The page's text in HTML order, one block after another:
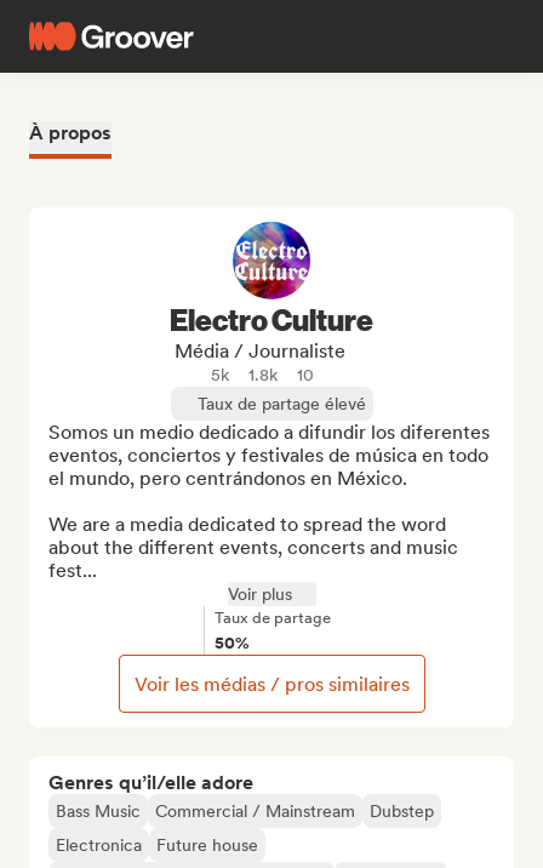
À propos
Genres qu’il/elle adore
Bass Music Commercial / Mainstream
Dubstep
Electronica
Future house
Electro Culture
Média / Journaliste
5k 1.8k
10
Taux de partage élevé
Somos un medio dedicado a difundir los diferentes
eventos, conciertos y festivales de música en todo
el mundo, pero centrándonos en México.
We are a media dedicated to spread the word
about the different events, concerts and music
fest...
Voir plus
Taux de partage
50%
Voir les médias / pros similaires